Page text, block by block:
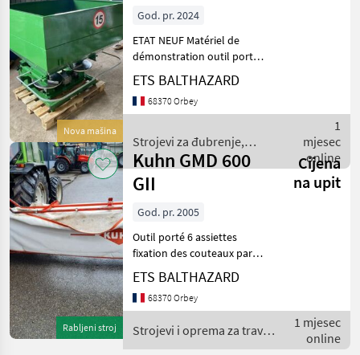
Nova mašina
God. pr. 2024
ETAT NEUF Matériel de
démonstration outil porté
entrainement mécanique
commande d'ouverture
hydraulique bâche
za đubrenje, gnojenje i na
ETS BALTHAZARD
68370 Orbey
Strojevi za đubrenje,
gnojenje i navodnjavanje /
Zagroda
1
mjesec
online
Rabljeni stroj
Kuhn GMD 600
GII
Cijena
na upit
God. pr. 2005
Outil porté 6 assiettes
fixation des couteaux par
boulons Repliage vertical
Cardan Strojevi i oprema za
travu i baliranje Rotacijske
ETS BALTHAZARD
68370 Orbey
Strojevi i oprema za travu i
baliranje / Kuhn
1 mjesec
online